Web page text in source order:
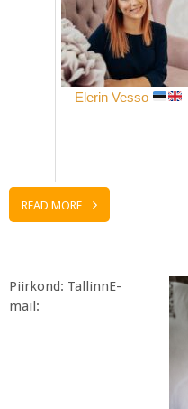
Elerin Vesso
READ MORE
Piirkond: TallinnE-
mail: